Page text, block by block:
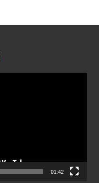
01:42